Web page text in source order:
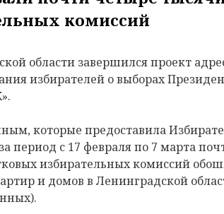
комиссий
области завершился проект
избирателей о выборах
которые предоставила
период с 17 февраля по 7 марта
избирательных комиссий
и домов в Ленинградской